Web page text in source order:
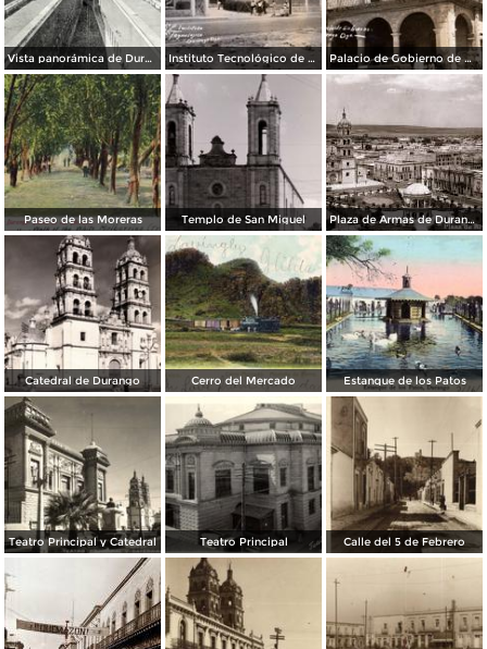
Vista panorámica de Durango Instituto Tecnológico de Durango Palacio de Gobierno de Durango
Paseo de las Moreras Templo de San Miguel Plaza de Armas de Durango
Catedral de Durango Cerro del Mercado Estanque de los Patos
Teatro Principal y Catedral Teatro Principal Calle del 5 de Febrero